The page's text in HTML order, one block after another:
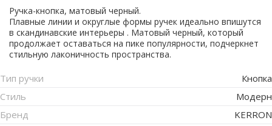
Ручка-кнопка, матовый черный.
Плавные линии и округлые формы ручек идеально впишутся
в скандинавские интерьеры . Матовый черный, который
продолжает оставаться на пике популярности, подчеркнет
стильную лаконичность пространства.
Тип ручки
Кнопка
Стиль
Модерн
Бренд
KERRON